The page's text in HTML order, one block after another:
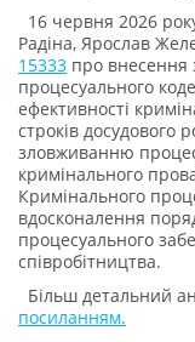
16 червня 2026
Радіна, Ярослав
15333 про внесення
процесуального
ефективності
строків досудового
зловживанню
кримінального
Кримінального
вдосконалення
процесуального
співробітництва.
Більш детальний
посиланням.